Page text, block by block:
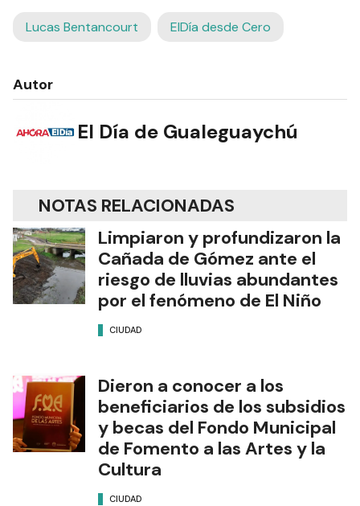
Lucas Bentancourt ElDía desde Cero
Autor
El Día de Gualeguaychú
NOTAS RELACIONADAS
Limpiaron y profundizaron la
Cañada de Gómez ante el
riesgo de lluvias abundantes
por el fenómeno de El Niño
CIUDAD
Dieron a conocer a los
beneficiarios de los subsidios
y becas del Fondo Municipal
de Fomento a las Artes y la
Cultura
CIUDAD